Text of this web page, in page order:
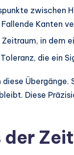
zwischen
Kanten
Zeitraum, in dem
Toleranz, die ein
Diese